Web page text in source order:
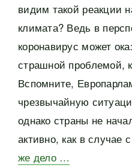
видим такой реакции
климата? Ведь в
коронавирус может
страшной проблемой,
Вспомните,
чрезвычайную
однако страны не
активно, как в случае
же дело …